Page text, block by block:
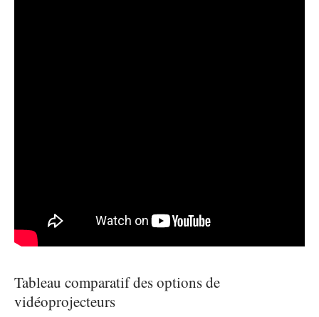
Tableau comparatif des options de
vidéoprojecteurs